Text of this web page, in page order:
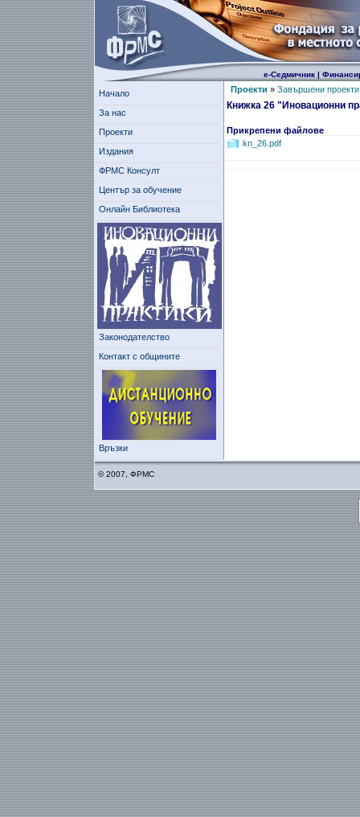
е-Седмичник|
Начало
За нас
Проекти
Издания
ФРМС Консулт
Център за обучение
Онлайн Библиотека
Законодателство
Контакт с общините
Връзки
Проекти » Завършени проекти
Книжка 26 "Иновационни
Прикрепени файлове
kn_26.pdf
© 2007, ФРМС